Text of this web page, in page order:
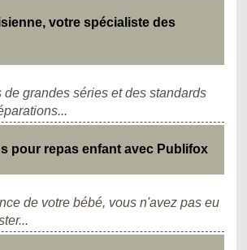
votre spécialiste des
de grandes séries et des standards
pour repas enfant avec Publifox
de votre bébé, vous n'avez pas eu